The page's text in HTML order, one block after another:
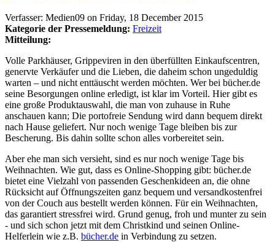
Verfasser: Medien09 on Friday, 18 December 2015
Kategorie der Pressemeldung: Freizeit
Mitteilung:
Volle Parkhäuser, Grippeviren in den überfüllten Einkaufscentren,
genervte Verkäufer und die Lieben, die daheim schon ungeduldig
warten – und nicht enttäuscht werden möchten. Wer bei bücher.de
seine Besorgungen online erledigt, ist klar im Vorteil. Hier gibt es
eine große Produktauswahl, die man von zuhause in Ruhe
anschauen kann; Die portofreie Sendung wird dann bequem direkt
nach Hause geliefert. Nur noch wenige Tage bleiben bis zur
Bescherung. Bis dahin sollte schon alles vorbereitet sein.
Aber ehe man sich versieht, sind es nur noch wenige Tage bis
Weihnachten. Wie gut, dass es Online-Shopping gibt: bücher.de
bietet eine Vielzahl von passenden Geschenkideen an, die ohne
Rücksicht auf Öffnungszeiten ganz bequem und versandkostenfrei
von der Couch aus bestellt werden können. Für ein Weihnachten,
das garantiert stressfrei wird. Grund genug, froh und munter zu sein
- und sich schon jetzt mit dem Christkind und seinen Online-
Helferlein wie z.B. bücher.de in Verbindung zu setzen.